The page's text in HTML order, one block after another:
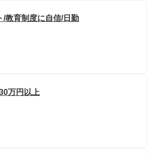
/教育制度に自信/日勤
万円以上